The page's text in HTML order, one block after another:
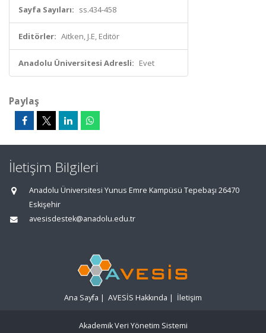
Sayfa Sayıları: ss.434-458
Editörler: Aitken, J.E, Editör
Anadolu Üniversitesi Adresli: Evet
Paylaş
İletişim Bilgileri
Anadolu Üniversitesi Yunus Emre Kampüsü Tepebaşı 26470
Eskişehir
avesisdestek@anadolu.edu.tr
Ana Sayfa | AVESİS Hakkında | İletişim
Akademik Veri Yönetim Sistemi